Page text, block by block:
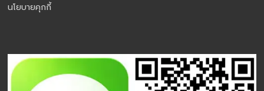
นโยบายคุกกี้